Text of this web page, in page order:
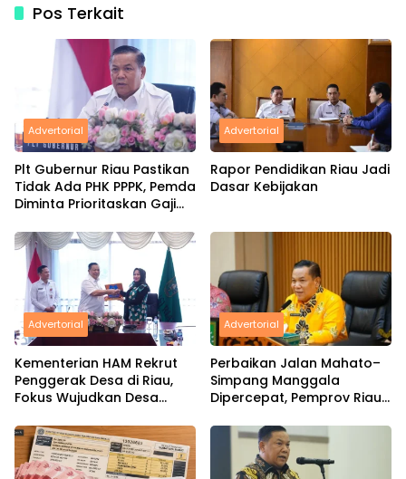
Pos Terkait
Advertorial
Plt Gubernur Riau Pastikan
Tidak Ada PHK PPPK, Pemda
Diminta Prioritaskan Gaji
Advertorial
Rapor Pendidikan Riau Jadi
Dasar Kebijakan
Advertorial
Kementerian HAM Rekrut
Penggerak Desa di Riau,
Fokus Wujudkan Desa
Advertorial
Perbaikan Jalan Mahato–
Simpang Manggala
Dipercepat, Pemprov Riau